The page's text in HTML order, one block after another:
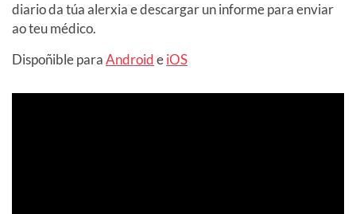
diario da túa alerxia e descargar un informe para enviar
ao teu médico.
Dispoñible paraAndroideiOS